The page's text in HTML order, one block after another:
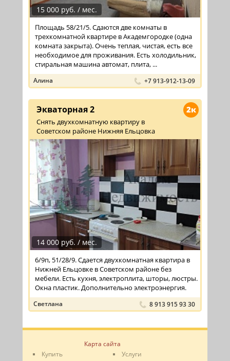
15 000 руб. / мес.
Площадь 58/21/5. Сдаются две комнаты в
трехкомнатной квартире в Академгородке (одна
комната закрыта). Очень теплая, чистая, есть все
необходимое для проживания. Есть холодильник,
стиральная машина автомат, плита, ...
Алина +7 913-912-13-09
2к
Экваторная 2
Снять двухкомнатную квартиру в
Советском районе Нижняя Ельцовка
14 000 руб. / мес.
6/9п, 51/28/9. Сдается двухкомнатная квартира в
Нижней Ельцовке в Советском районе без
мебели. Есть кухня, электроплита, шторы, люстры.
Окна пластик. Дополнительно электроэнергия.
Светлана 8 913 915 93 30
Карта сайта
Купить
Услуги